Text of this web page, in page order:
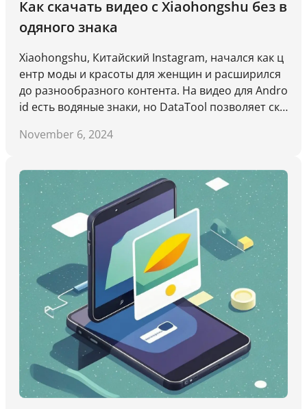
Как скачать видео с Xiaohongshu без в
одяного знака
Xiaohongshu, Китайский Instagram, начался как ц
ентр моды и красоты для женщин и расширился
до разнообразного контента. На видео для Andro
id есть водяные знаки, но DataTool позволяет ска
November 6, 2024